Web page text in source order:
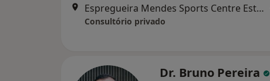
Espregueira Mendes Sports Centre Estádio do Dragão – Entrada Nascente,Piso 3 Porto , Porto
Consultório privado
Dr. Bruno Pereira